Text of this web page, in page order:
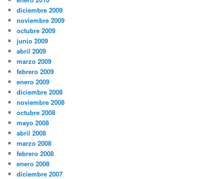
diciembre 2009
noviembre 2009
octubre 2009
junio 2009
abril 2009
marzo 2009
febrero 2009
enero 2009
diciembre 2008
noviembre 2008
octubre 2008
mayo 2008
abril 2008
marzo 2008
febrero 2008
enero 2008
diciembre 2007